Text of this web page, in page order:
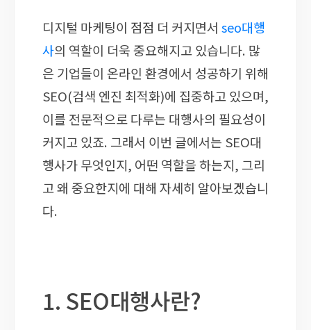
디지털 마케팅이 점점 더 커지면서 seo대행
사의 역할이 더욱 중요해지고 있습니다. 많
은 기업들이 온라인 환경에서 성공하기 위해
SEO(검색 엔진 최적화)에 집중하고 있으며,
이를 전문적으로 다루는 대행사의 필요성이
커지고 있죠. 그래서 이번 글에서는 SEO대
행사가 무엇인지, 어떤 역할을 하는지, 그리
고 왜 중요한지에 대해 자세히 알아보겠습니
다.
1. SEO대행사란?